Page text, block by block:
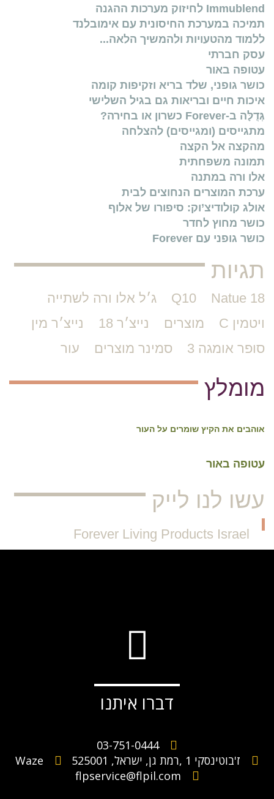
Immublend לחיזוק מערכות ההגנה
תמיכה במערכת החיסונית עם אימובלנד
ללמוד מהטעויות ולהמשיך הלאה...
עסק חברתי
עטופה באור
כושר גופני, שלד בריא וזקיפות קומה
איכות חיים ובריאות גם בגיל השלישי
גְּדֻלָּה ב-Forever כשרון או בחירה?
מתגייסים (ומגייסים) להצלחה
מהקצה אל הקצה
תמונה משפחתית
אלו ורה במתנה
ערכת המוצרים הנחוצים לבית
אולג קולודיצ’וק: סיפורו של אלוף
כושר מחוץ לחדר
כושר גופני עם Forever
תגיות
Natue 18
Q10
ג׳ל אלו ורה לשתייה
ויטמין C
מוצרים נייצ׳ר 18
נייצ׳ר מין
סופר אומגה 3
סמינר מוצרים עור
מומלץ
אוהבים את הקיץ שומרים על העור
עטופה באור
עשו לנו לייק
Forever Living Products Israel
דברו איתנו
03-751-0444
ז'בוטינסקי 1 ,רמת גן, ישראל, 525001
Waze
flpservice@flpil.com